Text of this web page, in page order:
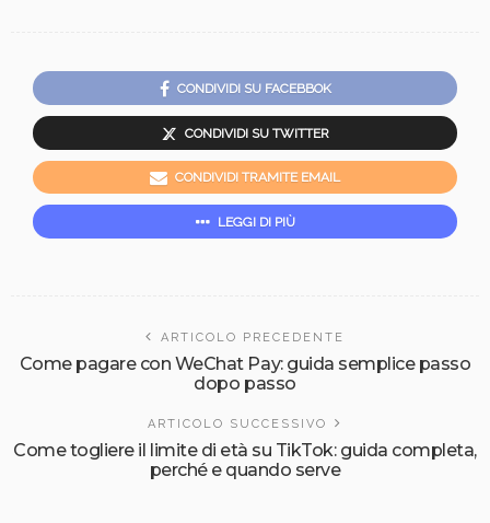
CONDIVIDI SU FACEBBOK
CONDIVIDI SU TWITTER
CONDIVIDI TRAMITE EMAIL
LEGGI DI PIÙ
ARTICOLO PRECEDENTE
Come pagare con WeChat Pay: guida semplice passo
dopo passo
ARTICOLO SUCCESSIVO
Come togliere il limite di età su TikTok: guida completa,
perché e quando serve